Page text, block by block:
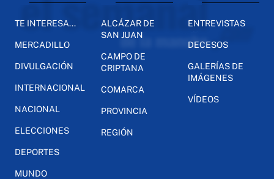
TE INTERESA...
MERCADILLO
DIVULGACIÓN
INTERNACIONAL
NACIONAL
ELECCIONES
DEPORTES
MUNDO
ALCÁZAR DE
SAN JUAN
CAMPO DE
CRIPTANA
COMARCA
PROVINCIA
REGIÓN
ENTREVISTAS
DECESOS
GALERÍAS DE
IMÁGENES
VÍDEOS